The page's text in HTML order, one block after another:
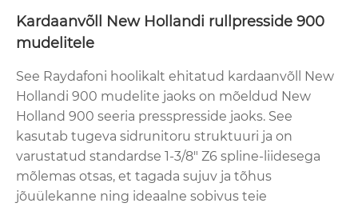
Kardaanvõll New Hollandi rullpresside 900
mudelitele
See Raydafoni hoolikalt ehitatud kardaanvõll New
Hollandi 900 mudelite jaoks on mõeldud New
Holland 900 seeria presspresside jaoks. See
kasutab tugeva sidrunitoru struktuuri ja on
varustatud standardse 1-3/8" Z6 spline-liidesega
mõlemas otsas, et tagada sujuv ja tõhus
jõuülekanne ning ideaalne sobivus teie